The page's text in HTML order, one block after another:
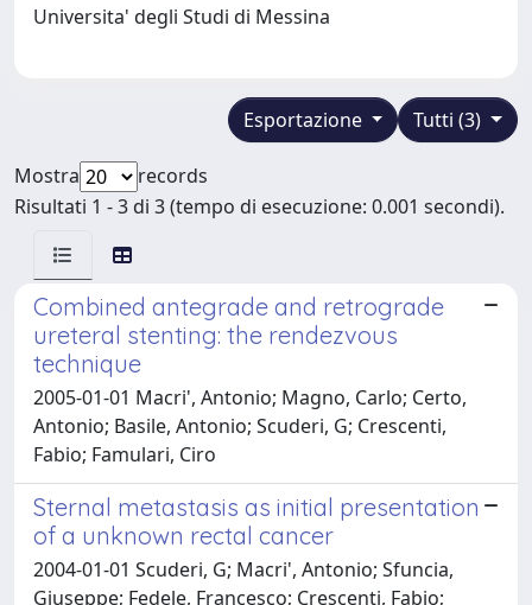
Universita' degli Studi di Messina
Tutti (3)
Esportazione
Mostra
records
Risultati 1 - 3 di 3 (tempo di esecuzione: 0.001 secondi).
Combined antegrade and retrograde
ureteral stenting: the rendezvous
technique
2005-01-01 Macri', Antonio; Magno, Carlo; Certo,
Antonio; Basile, Antonio; Scuderi, G; Crescenti,
Fabio; Famulari, Ciro
Sternal metastasis as initial presentation
of a unknown rectal cancer
2004-01-01 Scuderi, G; Macri', Antonio; Sfuncia,
Giuseppe; Fedele, Francesco; Crescenti, Fabio;